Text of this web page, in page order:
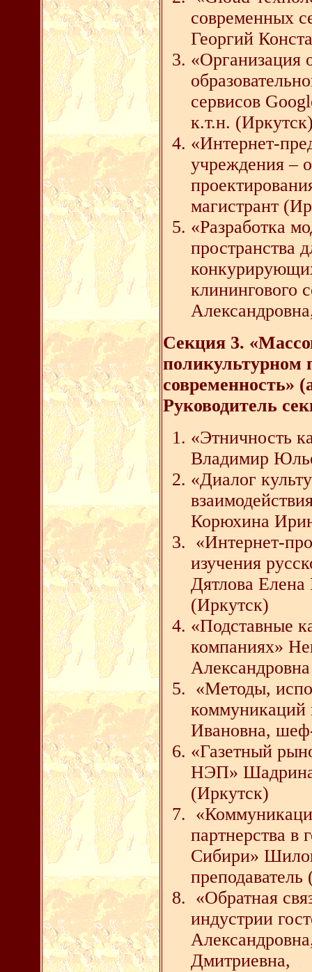
современных
Георгий
«Организация
сервисов
к.т.н.
«Интернет-
учреждения –
магистрант
«Разработка
пространства
клинингового
Секция 3.
поликультурном
современность»
Руководитель
«Этничность
Владимир
«Диалог
Корюхина
«Интернет-
изучения
Дятлова Елена
(Иркутск)
«Подставные
компаниях»
«Методы,
коммуникаций
Ивановна,
«Газетный
НЭП» Шадрина
(Иркутск)
партнерства в
Сибири»
«Обратная
индустрии
Дмитриевна,